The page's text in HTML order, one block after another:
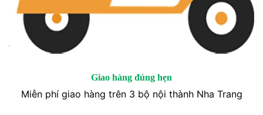
Giao hàng đúng hẹn
Miễn phí giao hàng trên 3 bộ nội thành Nha Trang